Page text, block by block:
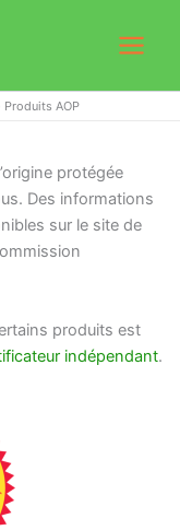
Produits AOP
protégée
Des informations
sur le site de
produits est
indépendant.